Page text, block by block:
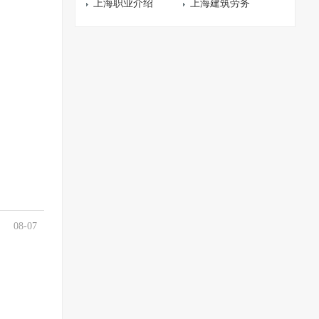
08-07
上海职业介绍 上海建筑劳务